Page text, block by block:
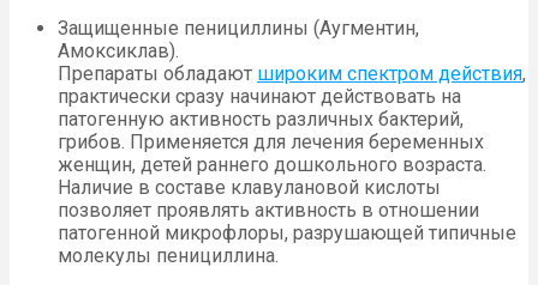
Защищенные пенициллины (Аугментин,
Амоксиклав).
Препараты обладают широким спектром действия,
практически сразу начинают действовать на
патогенную активность различных бактерий,
грибов. Применяется для лечения беременных
женщин, детей раннего дошкольного возраста.
Наличие в составе клавулановой кислоты
позволяет проявлять активность в отношении
патогенной микрофлоры, разрушающей типичные
молекулы пенициллина.